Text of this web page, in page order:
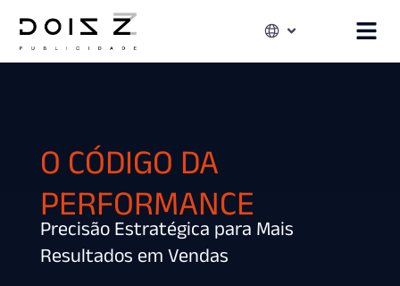
O CÓDIGO DA
PERFORMANCE
Precisão Estratégica para Mais
Resultados em Vendas